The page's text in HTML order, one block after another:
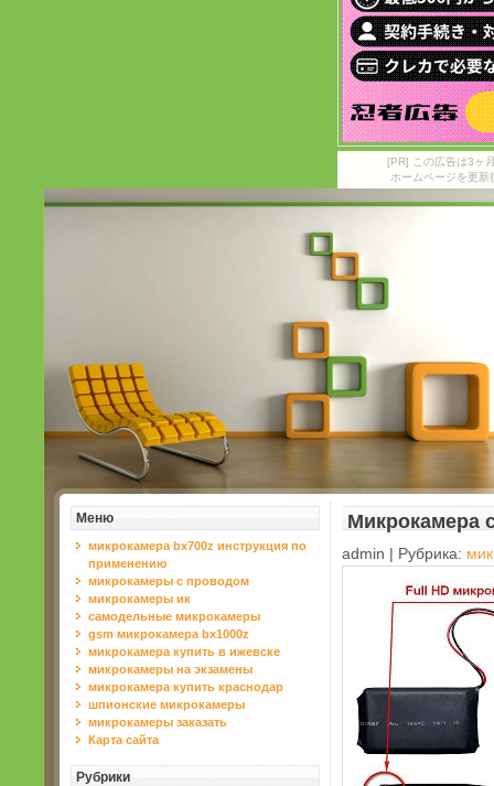
[PR] この広告は3ヶ
ホームページを更
Меню
микрокамера bx700z инструкция по
применению
микрокамеры с проводом
микрокамеры ик
самодельные микрокамеры
gsm микрокамера bx1000z
микрокамера купить в ижевске
микрокамеры на экзамены
микрокамера купить краснодар
шпионские микрокамеры
микрокамеры заказать
Карта сайта
Рубрики
Микрокамера
admin | Рубрика: